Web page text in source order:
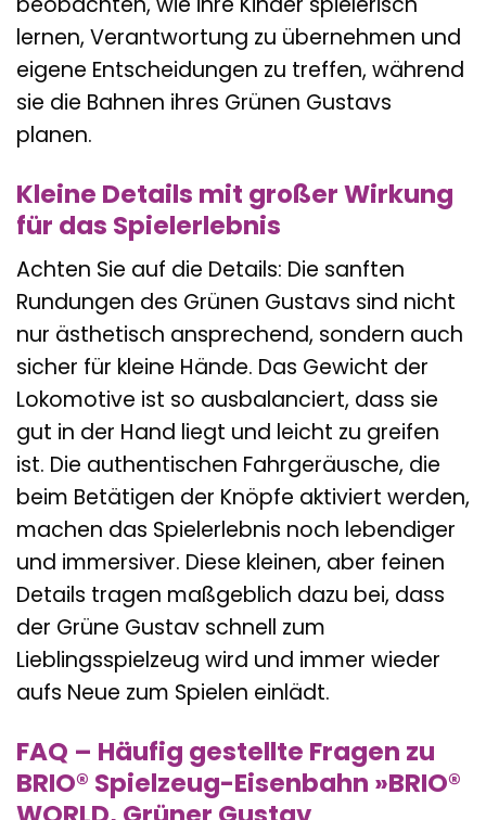
lernen, Verantwortung zu übernehmen und
eigene Entscheidungen zu treffen, während
sie die Bahnen ihres Grünen Gustavs
planen.
Kleine Details mit großer Wirkung
für das Spielerlebnis
Achten Sie auf die Details: Die sanften
Rundungen des Grünen Gustavs sind nicht
nur ästhetisch ansprechend, sondern auch
sicher für kleine Hände. Das Gewicht der
Lokomotive ist so ausbalanciert, dass sie
gut in der Hand liegt und leicht zu greifen
ist. Die authentischen Fahrgeräusche, die
beim Betätigen der Knöpfe aktiviert werden,
machen das Spielerlebnis noch lebendiger
und immersiver. Diese kleinen, aber feinen
Details tragen maßgeblich dazu bei, dass
der Grüne Gustav schnell zum
Lieblingsspielzeug wird und immer wieder
aufs Neue zum Spielen einlädt.
FAQ – Häufig gestellte Fragen zu
BRIO® Spielzeug-Eisenbahn »BRIO®